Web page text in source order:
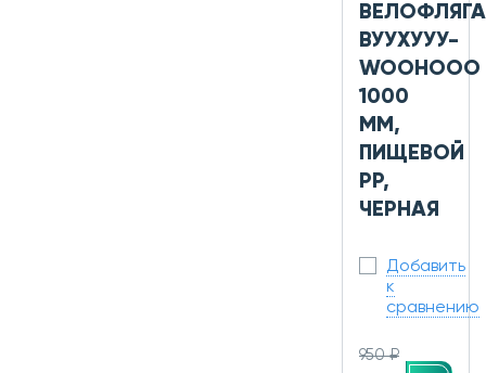
ВЕЛОФЛЯГА
ВУУХУУУ-
WOOHOOO
1000
ММ,
ПИЩЕВОЙ
PP,
ЧЕРНАЯ
Добавить
к
сравнению
950 ₽